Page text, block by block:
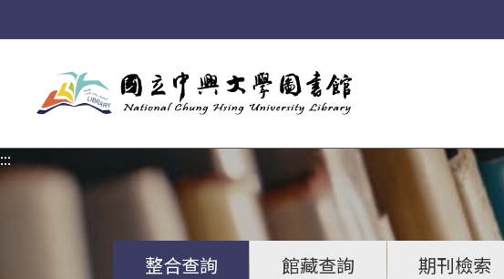
:::
整合查詢 館藏查詢 期刊檢索